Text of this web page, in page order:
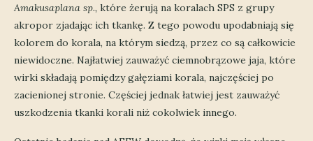
Amakusaplana sp., które żerują na koralach SPS z grupy
akropor zjadając ich tkankę. Z tego powodu upodabniają się
kolorem do korala, na którym siedzą, przez co są całkowicie
niewidoczne. Najłatwiej zauważyć ciemnobrązowe jaja, które
wirki składają pomiędzy gałęziami korala, najczęściej po
zacienionej stronie. Częściej jednak łatwiej jest zauważyć
uszkodzenia tkanki korali niż cokolwiek innego.